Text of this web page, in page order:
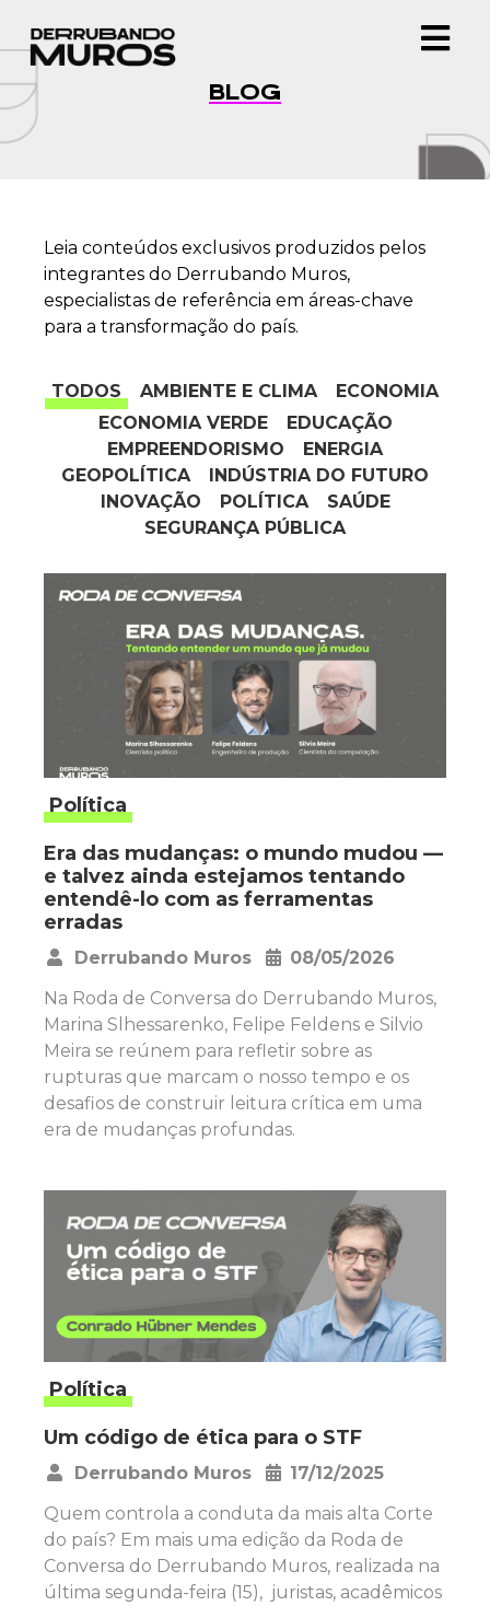
BLOG
Leia conteúdos exclusivos produzidos pelos
integrantes do Derrubando Muros,
especialistas de referência em áreas-chave
para a transformação do país.
TODOS AMBIENTE E CLIMA
ECONOMIA
ECONOMIA VERDE
EDUCAÇÃO
EMPREENDORISMO
ENERGIA
GEOPOLÍTICA
INDÚSTRIA DO FUTURO
INOVAÇÃO
POLÍTICA
SAÚDE
SEGURANÇA PÚBLICA
Política
Era das mudanças: o mundo mudou —
e talvez ainda estejamos tentando
entendê-lo com as ferramentas
erradas
Derrubando Muros
08/05/2026
Na Roda de Conversa do Derrubando Muros,
Marina Slhessarenko, Felipe Feldens e Silvio
Meira se reúnem para refletir sobre as
rupturas que marcam o nosso tempo e os
desafios de construir leitura crítica em uma
era de mudanças profundas.
Política
Um código de ética para o STF
Derrubando Muros
17/12/2025
Quem controla a conduta da mais alta Corte
do país? Em mais uma edição da Roda de
Conversa do Derrubando Muros, realizada na
última segunda-feira (15), juristas, acadêmicos